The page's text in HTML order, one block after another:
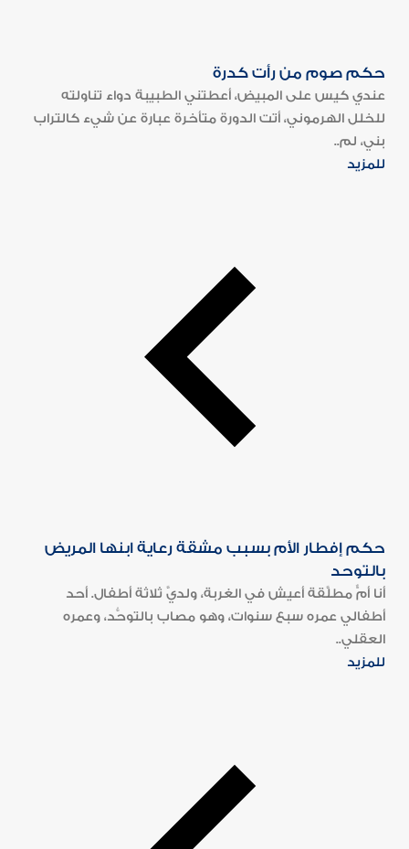
حكم صوم من رأت كدرة
عندي كيس على المبيض، أعطتني الطبيبة دواء تناولته
للخلل الهرموني، أتت الدورة متأخرة عبارة عن شيء كالتراب
بني، لم..
للمزيد
حكم إفطار الأم بسبب مشقة رعاية ابنها المريض
بالتوحد
أنا أمٌّ مطلَّقة أعيش في الغربة، ولديَّ ثلاثة أطفال. أحد
أطفالي عمره سبع سنوات، وهو مصاب بالتوحُّد، وعمره
العقلي..
للمزيد